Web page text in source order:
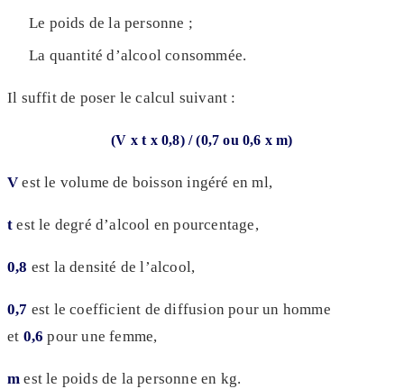
Le poids de la personne ;
La quantité d’alcool consommée.
Il suffit de poser le calcul suivant :
(V x t x 0,8) / (0,7 ou 0,6 x m)
V est le volume de boisson ingéré en ml,
t est le degré d’alcool en pourcentage,
0,8 est la densité de l’alcool,
0,7 est le coefficient de diffusion pour un homme
et 0,6pour une femme,
m est le poids de la personne en kg.